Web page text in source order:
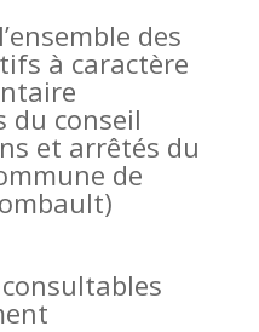
des
à caractère
du conseil
et arrêtés du
de